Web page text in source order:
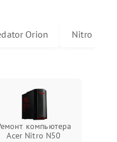
Orion Nitro
компьютера
Acer Nitro N50